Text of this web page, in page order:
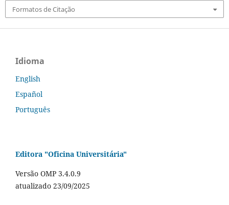
Formatos de Citação
Idioma
English
Español
Português
Editora "Oficina Universitária"
Versão OMP 3.4.0.9
atualizado 23/09/2025